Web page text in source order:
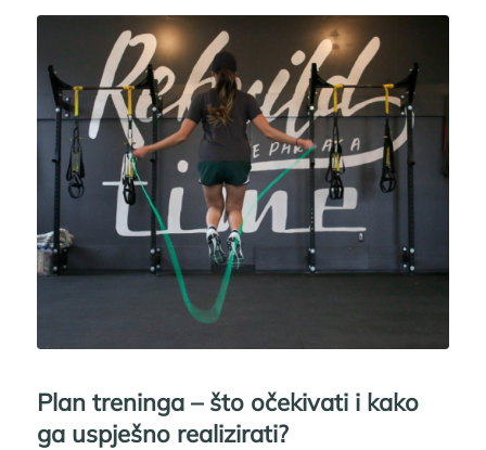
Plan treninga – što očekivati i kako
ga uspješno realizirati?